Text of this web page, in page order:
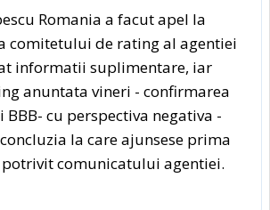
Romania a facut apel la
comitetului de rating al agentiei
informatii suplimentare, iar
anuntata vineri - confirmarea
BBB- cu perspectiva negativa -
la care ajunsese prima
comunicatului agentiei.